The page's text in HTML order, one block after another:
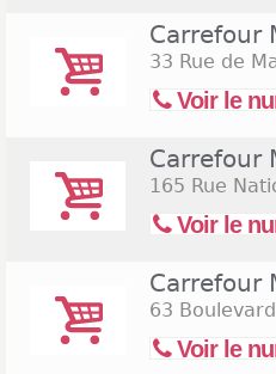
Carrefour
33 Rue de
Voir le
Carrefour
165 Rue
Voir le
Carrefour
63
Voir le